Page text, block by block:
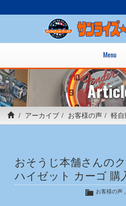
Menu
アーカイブ お客様の声 軽自
おそうじ本舗さんの
ハイゼット カーゴ 購
お客様の声